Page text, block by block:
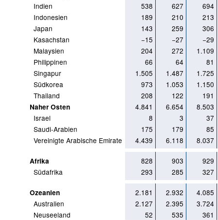
Indien
538 627
694
Indonesien
189 210
213
Japan
143 259
306
Kasachstan
−15 −27
−29
Malaysien
204 272
1.109
Philippinen
66 64
81
Singapur
1.505 1.487
1.725
Südkorea
973 1.053
1.150
Thailand
208 122 191
Naher Osten 4.841 6.654
8.503
Israel
8 3
37
Saudi-Arabien
175 179
85
Vereinigte Arabische Emirate
4.439 6.118 8.037
Afrika 828 903
929
Südafrika
293 285 327
Ozeanien 2.181 2.932
4.085
Australien
2.127 2.395
3.724
Neuseeland
52 535 361